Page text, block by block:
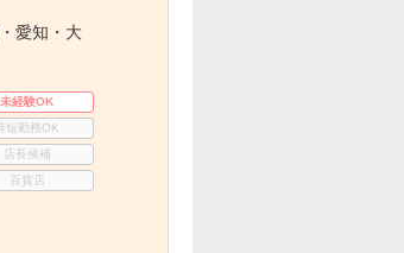
愛知・大
未経験OK
時短勤務OK
店長候補
百貨店